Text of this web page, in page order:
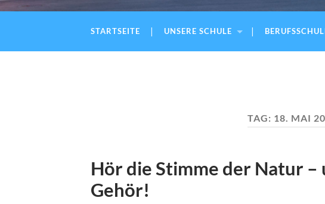
STARTSEITE UNSERE SCHULE
TAG: 18. MAI
Hör die Stimme der Natur
Gehör!